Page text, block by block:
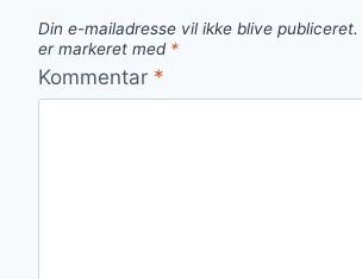
Din e-mailadresse vil ikke blive publiceret.
er markeret med *
Kommentar *